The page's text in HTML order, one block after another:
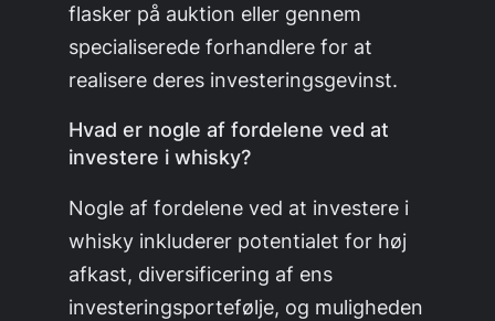
flasker på auktion eller gennem
specialiserede forhandlere for at
realisere deres investeringsgevinst.
Hvad er nogle af fordelene ved at
investere i whisky?
Nogle af fordelene ved at investere i
whisky inkluderer potentialet for høj
afkast, diversificering af ens
investeringsportefølje, og muligheden